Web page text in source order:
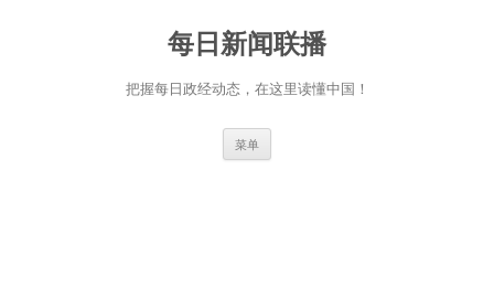
每日新闻联播
把握每日政经动态，在这里读懂中国！
菜单